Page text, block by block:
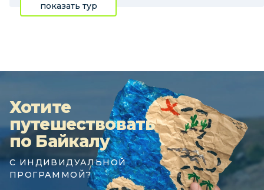
показать тур
Хотите
путешествовать
по Байкалу
С ИНДИВИДУАЛЬНОЙ
ПРОГРАММОЙ?